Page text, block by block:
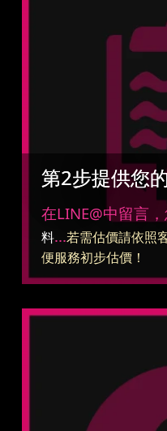
第2步提供您
在LINE@中留言
料...若需估價請依照
便服務初步估價！